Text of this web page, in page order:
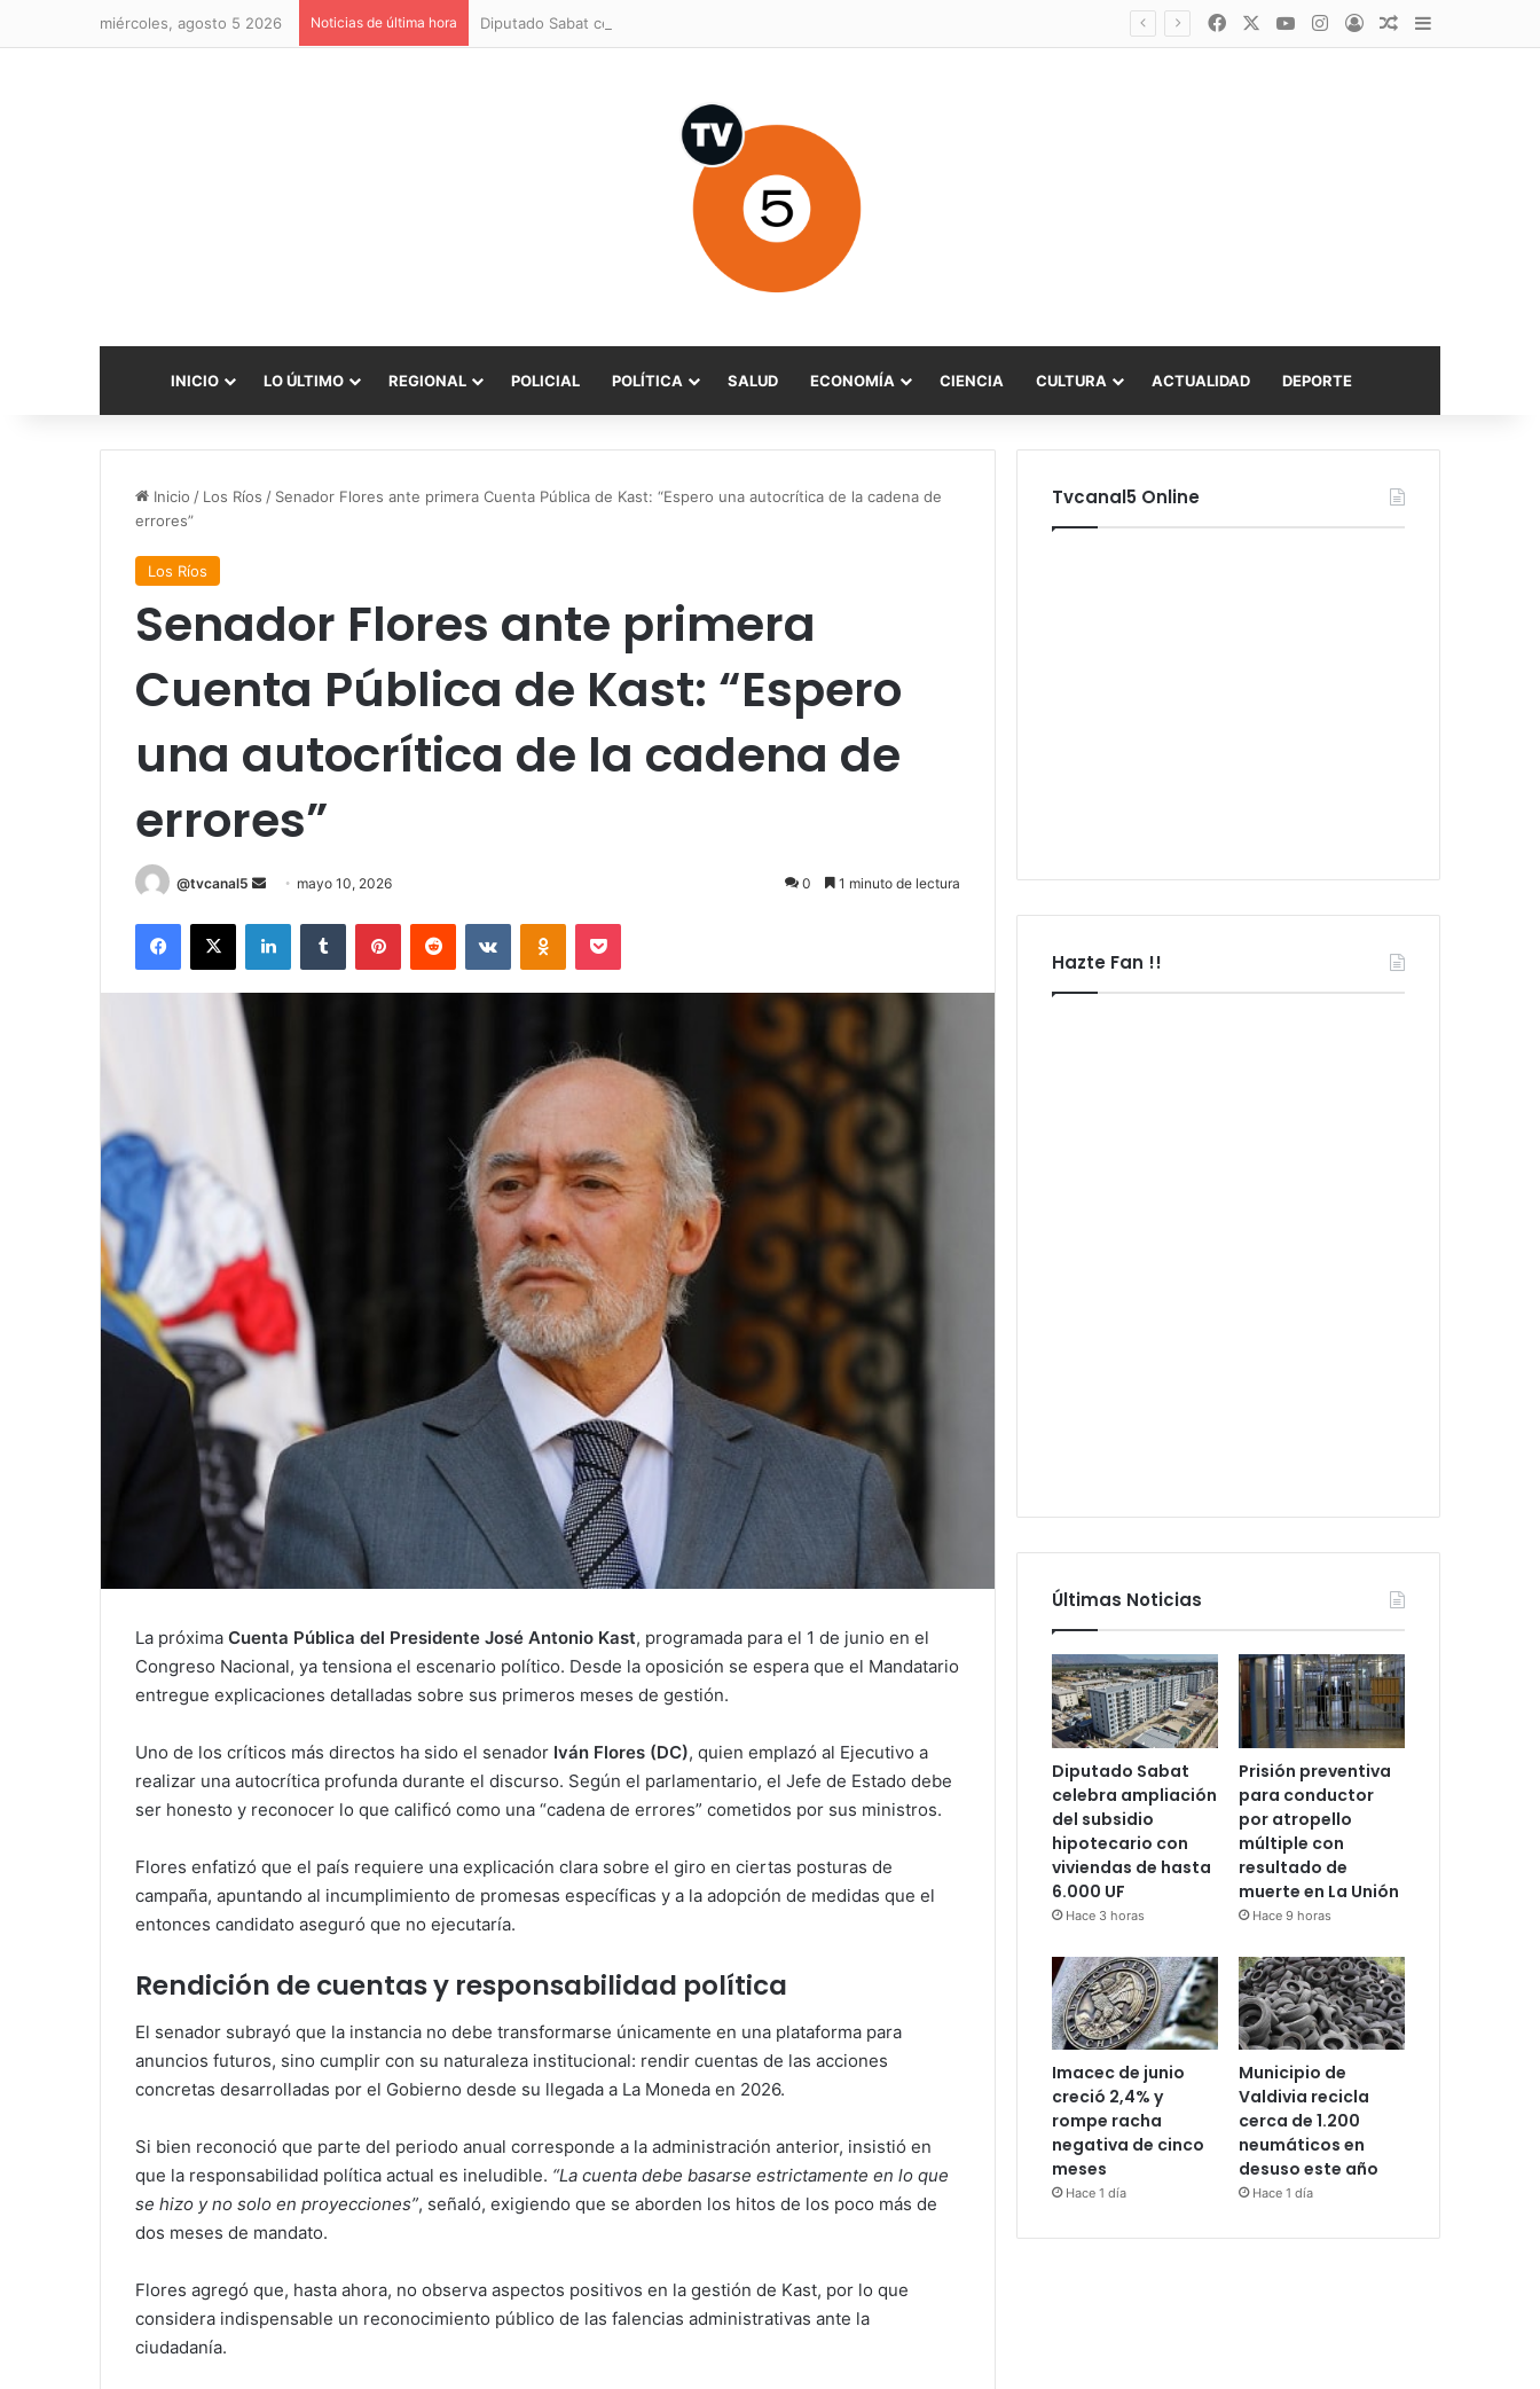
miércoles, agosto 5 2026 Noticias de última hora FacebookYouTubeInstagram
AccesoPublicación al
Barra lateral
INICIO LO ÚLTIMO REGIONAL POLICIAL POLÍTICA SALUD ECONOMÍA CIENCIA CULTURA ACTUALIDAD DEPORTE
Inicio / Los Ríos / Senador Flores ante primera Cuenta Pública de Kast: “Espero una autocrítica de la cadena de
errores”
Los Ríos
Senador Flores ante primera
Cuenta Pública de Kast: “Espero
una autocrítica de la cadena de
errores”
@tvcanal5
Send
email
mayo 10, 2026 0 1 minuto de lectura
Facebook
X LinkedInTumblr PinterestReddit VKontakteOdnoklassniki
Pocket
La próxima Cuenta Pública del Presidente José Antonio Kast, programada para el 1 de junio en el
Congreso Nacional, ya tensiona el escenario político. Desde la oposición se espera que el Mandatario
entregue explicaciones detalladas sobre sus primeros meses de gestión.
Uno de los críticos más directos ha sido el senador Iván Flores (DC), quien emplazó al Ejecutivo a
realizar una autocrítica profunda durante el discurso. Según el parlamentario, el Jefe de Estado debe
ser honesto y reconocer lo que calificó como una “cadena de errores” cometidos por sus ministros.
Flores enfatizó que el país requiere una explicación clara sobre el giro en ciertas posturas de
campaña, apuntando al incumplimiento de promesas específicas y a la adopción de medidas que el
entonces candidato aseguró que no ejecutaría.
Rendición de cuentas y responsabilidad política
El senador subrayó que la instancia no debe transformarse únicamente en una plataforma para
anuncios futuros, sino cumplir con su naturaleza institucional: rendir cuentas de las acciones
concretas desarrolladas por el Gobierno desde su llegada a La Moneda en 2026.
Si bien reconoció que parte del periodo anual corresponde a la administración anterior, insistió en
que la responsabilidad política actual es ineludible. “La cuenta debe basarse estrictamente en lo que
se hizo y no solo en proyecciones”, señaló, exigiendo que se aborden los hitos de los poco más de
dos meses de mandato.
Flores agregó que, hasta ahora, no observa aspectos positivos en la gestión de Kast, por lo que
considera indispensable un reconocimiento público de las falencias administrativas ante la
ciudadanía.
Tvcanal5 Online
Hazte Fan !!
Últimas Noticias
Diputado Sabat
celebra ampliación
del subsidio
hipotecario con
viviendas de hasta
6.000 UF
Hace 3 horas
Prisión preventiva
para conductor
por atropello
múltiple con
resultado de
muerte en La Unión
Hace 9 horas
Imacec de junio
creció 2,4% y
rompe racha
negativa de cinco
meses
Hace 1 día
Municipio de
Valdivia recicla
cerca de 1.200
neumáticos en
desuso este año
Hace 1 día